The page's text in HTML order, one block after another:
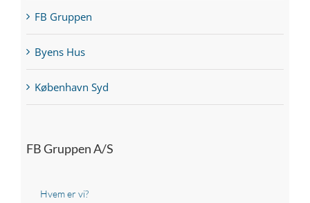
FB Gruppen
Byens Hus
København Syd
FB Gruppen A/S
Hvem er vi?